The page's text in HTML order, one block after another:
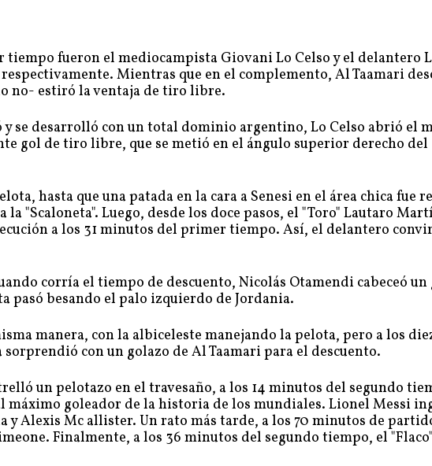
tiempo fueron el mediocampista Giovani Lo Celso y el delantero
Mientras que en el complemento, Al Taamari
no- estiró la ventaja de tiro libre.
se desarrolló con un total dominio argentino, Lo Celso abrió el
gol de tiro libre, que se metió en el ángulo superior derecho
hasta que una patada en la cara a Senesi en el área chica fue
la "Scaloneta". Luego, desde los doce pasos, el "Toro" Lautaro
a los 31 minutos del primer tiempo. Así, el delantero
corría el tiempo de descuento, Nicolás Otamendi cabeceó un
pasó besando el palo izquierdo de Jordania.
manera, con la albiceleste manejando la pelota, pero a los
con un golazo de Al Taamari para el descuento.
un pelotazo en el travesaño, a los 14 minutos del segundo
goleador de la historia de los mundiales. Lionel Messi
y Alexis Mc allister. Un rato más tarde, a los 70 minutos de
Finalmente, a los 36 minutos del segundo tiempo, el